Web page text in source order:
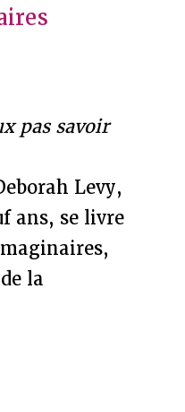
pas savoir
Levy,
ans, se livre
la